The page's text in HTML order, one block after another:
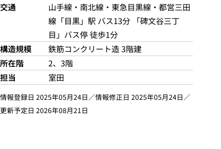
交通
山手線・南北線・東急目黒線・都営三田
線「目黒」駅 バス13分 「碑文谷三丁
目」バス停 徒歩1分
構造規模
鉄筋コンクリート造 3階建
所在階
2、3階
担当
室田
情報登録日 2025年05月24日／情報修正日 2025年05月24日／
更新予定日 2026年08月21日